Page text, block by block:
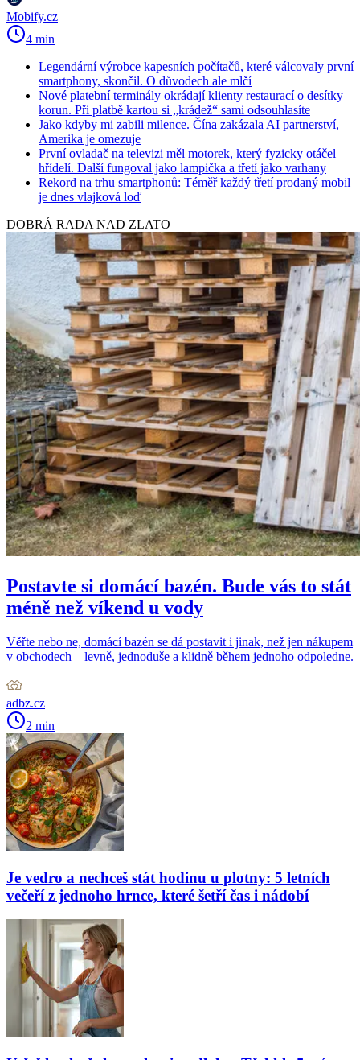
Mobify.cz
4 min
Legendární výrobce kapesních počítačů, které válcovaly první
smartphony, skončil. O důvodech ale mlčí
Nové platební terminály okrádají klienty restaurací o desítky
korun. Při platbě kartou si „krádež“ sami odsouhlasíte
Jako kdyby mi zabili milence. Čína zakázala AI partnerství,
Amerika je omezuje
První ovladač na televizi měl motorek, který fyzicky otáčel
hřídelí. Další fungoval jako lampička a třetí jako varhany
Rekord na trhu smartphonů: Téměř každý třetí prodaný mobil
je dnes vlajková loď
DOBRÁ RADA NAD ZLATO
Postavte si domácí bazén. Bude vás to stát
méně než víkend u vody
Věřte nebo ne, domácí bazén se dá postavit i jinak, než jen nákupem
v obchodech – levně, jednoduše a klidně během jednoho odpoledne.
adbz.cz
2 min
Je vedro a nechceš stát hodinu u plotny: 5 letních
večeří z jednoho hrnce, které šetří čas i nádobí